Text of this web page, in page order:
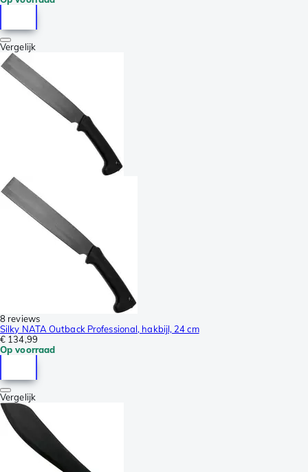
Vergelijk
8 reviews
Silky NATA Outback Professional, hakbijl, 24 cm
€ 134,99
Op voorraad
Vergelijk